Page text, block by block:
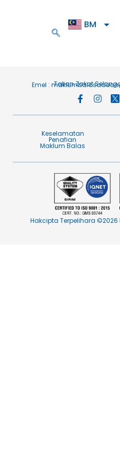
BM
EN
Talian Zakat
Emel :
Keselamatan
Penafian​
Maklum Balas​
Hakcipta Terpelihara